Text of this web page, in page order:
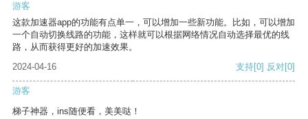
游客
这款加速器app的功能有点单一，可以增加一些新功能。比如，可以增加
一个自动切换线路的功能，这样就可以根据网络情况自动选择最优的线
路，从而获得更好的加速效果。
2024-04-16
支持[0] 反对[0]
游客
梯子神器，ins随便看，美美哒！